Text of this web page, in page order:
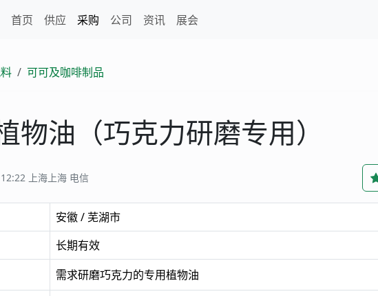
首页 供应 采购 公司 资讯 展会
可可及咖啡制品
物油（巧克力研磨专用）
上海上海 电信
安徽 / 芜湖市
长期有效
需求研磨巧克力的专用植物油